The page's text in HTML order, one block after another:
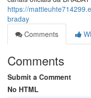
https://
braday
Comments
Comments
Submit a Comment
No HTML